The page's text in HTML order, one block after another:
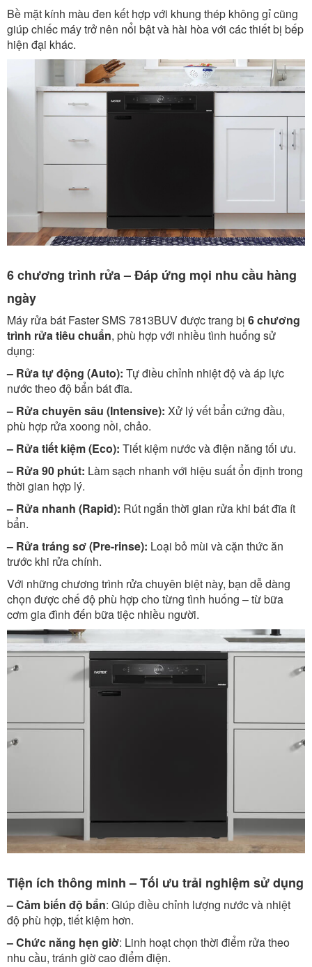
Bề mặt kính màu đen kết hợp với khung thép không gỉ cũng
giúp chiếc máy trở nên nổi bật và hài hòa với các thiết bị bếp
hiện đại khác.
6 chương trình rửa – Đáp ứng mọi nhu cầu hàng
ngày
Máy rửa bát Faster SMS 7813BUV được trang bị 6 chương
trình rửa tiêu chuẩn, phù hợp với nhiều tình huống sử
dụng:
– Rửa tự động (Auto): Tự điều chỉnh nhiệt độ và áp lực
nước theo độ bẩn bát đĩa.
– Rửa chuyên sâu (Intensive): Xử lý vết bẩn cứng đầu,
phù hợp rửa xoong nồi, chảo.
– Rửa tiết kiệm (Eco): Tiết kiệm nước và điện năng tối ưu.
– Rửa 90 phút: Làm sạch nhanh với hiệu suất ổn định trong
thời gian hợp lý.
– Rửa nhanh (Rapid): Rút ngắn thời gian rửa khi bát đĩa ít
bẩn.
– Rửa tráng sơ (Pre-rinse): Loại bỏ mùi và cặn thức ăn
trước khi rửa chính.
Với những chương trình rửa chuyên biệt này, bạn dễ dàng
chọn được chế độ phù hợp cho từng tình huống – từ bữa
cơm gia đình đến bữa tiệc nhiều người.
Tiện ích thông minh – Tối ưu trải nghiệm sử dụng
– Cảm biến độ bẩn: Giúp điều chỉnh lượng nước và nhiệt
độ phù hợp, tiết kiệm hơn.
– Chức năng hẹn giờ: Linh hoạt chọn thời điểm rửa theo
nhu cầu, tránh giờ cao điểm điện.